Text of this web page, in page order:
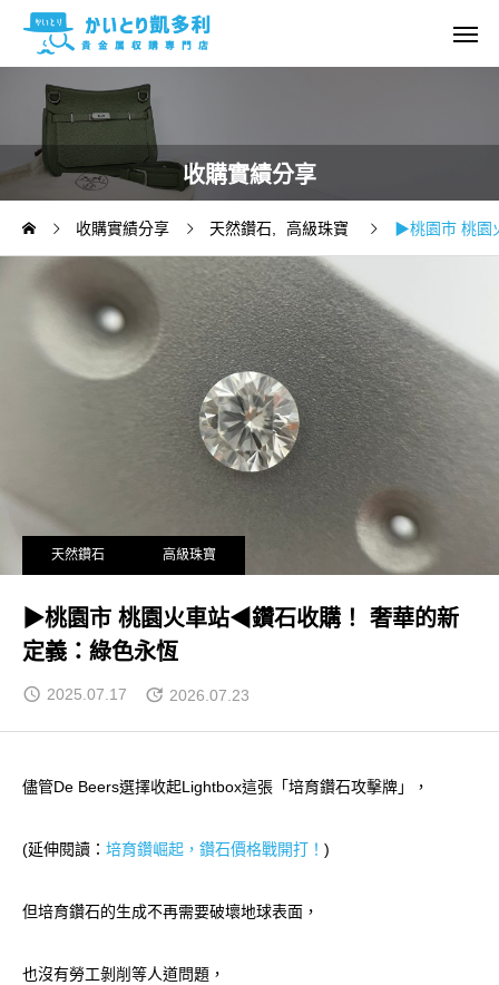
收購實績分享
收購實績分享 天然鑽石 高級珠寶 ▶桃園市 桃園
天然鑽石 高級珠寶
▶桃園市 桃園火車站◀鑽石收購！ 奢華的新
定義：綠色永恆
2025.07.17 2026.07.23
儘管De Beers選擇收起Lightbox這張「培育鑽石攻擊牌」，
(延伸閱讀： 培育鑽崛起，鑽石價格戰開打！ )
但培育鑽石的生成不再需要破壞地球表面，
也沒有勞工剝削等人道問題，